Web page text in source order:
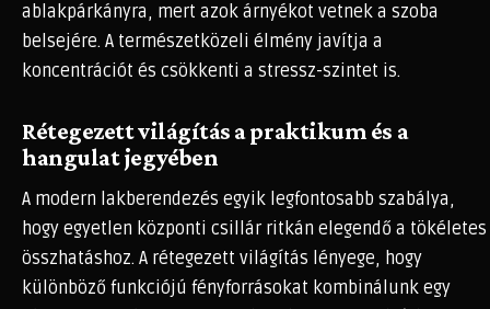
ablakpárkányra, mert azok árnyékot vetnek a szoba
belsejére. A természetközeli élmény javítja a
koncentrációt és csökkenti a stressz-szintet is.
Rétegezett világítás a praktikum és a
hangulat jegyében
A modern lakberendezés egyik legfontosabb szabálya,
hogy egyetlen központi csillár ritkán elegendő a tökéletes
összhatáshoz. A rétegezett világítás lényege, hogy
különböző funkciójú fényforrásokat kombinálunk egy